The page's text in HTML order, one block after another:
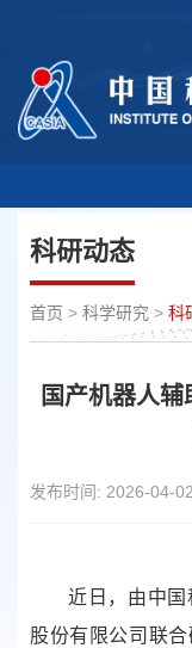
科研动态
首页 > 科学研究 > 科
国产机器人
发布时间: 2026-04-02
近日，由中
股份有限公司联